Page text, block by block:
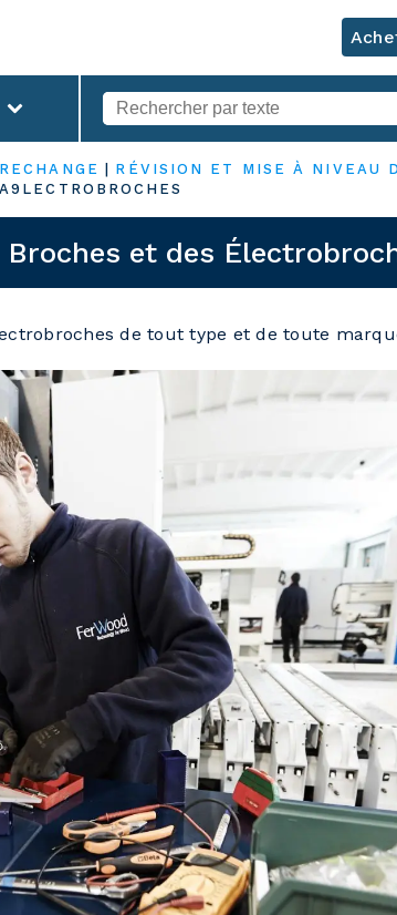
RÉVISION ET MISE À NIVEAU
et des
de tout type et de toute